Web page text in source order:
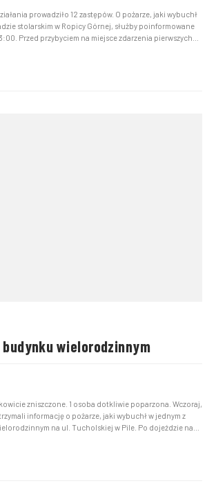
prowadziło 12 zastępów. O pożarze, jaki wybuchł
stolarskim w Ropicy Górnej, służby poinformowane
Przed przybyciem na miejsce zdarzenia pierwszych
dużej...
budynku wielorodzinnym
zniszczone. 1 osoba dotkliwie poparzona. Wczoraj,
informację o pożarze, jaki wybuchł w jednym z
na ul. Tucholskiej w Pile. Po dojeździe na
Właści...